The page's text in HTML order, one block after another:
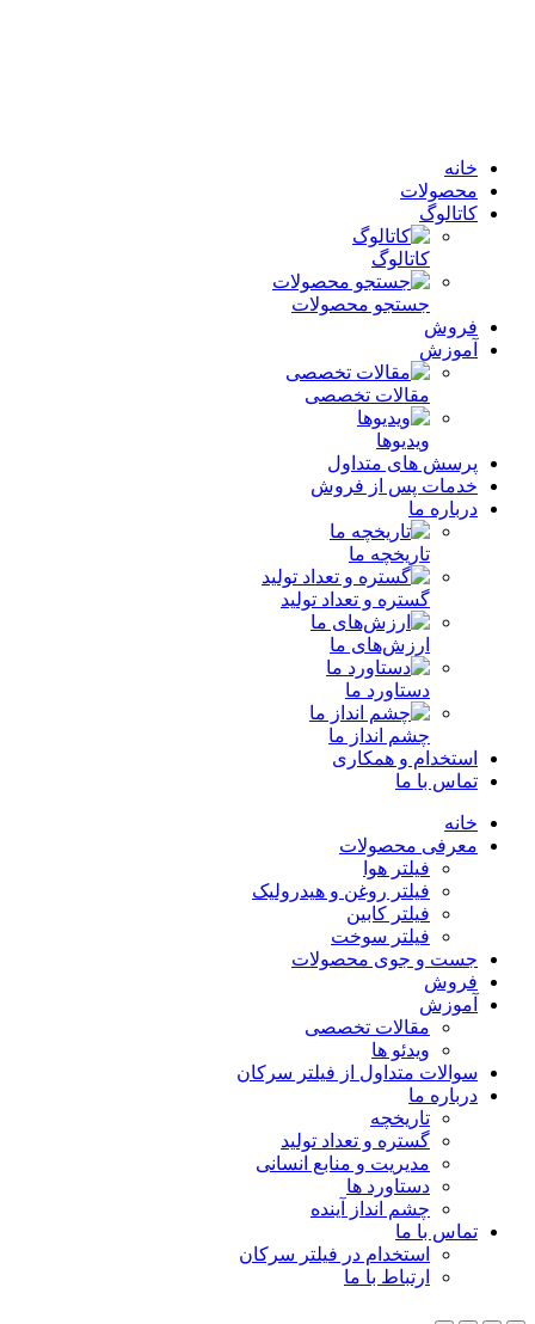
خانه
محصولات
کاتالوگ
کاتالوگ
جستجو محصولات
فروش
آموزش
مقالات تخصصی
ویدیوها
پرسش های متداول
خدمات پس از فروش
درباره ما
تاریخچه ما
گستره و تعداد تولید
ارزش‌های ما
دستاورد ما
چشم انداز ما
استخدام و همکاری
تماس با ما
خانه
معرفی محصولات
فیلتر هوا
فیلتر روغن و هیدرولیک
فیلتر کابین
فیلتر سوخت
جست و جوی محصولات
فروش
آموزش
مقالات تخصصی
ویدئو ها
سوالات متداول از فیلتر سرکان
درباره ما
تاریخچه
گستره و تعداد تولید
مدیریت و منابع انسانی
دستاورد ها
چشم انداز آینده
تماس با ما
استخدام در فیلتر سرکان
ارتباط با ما